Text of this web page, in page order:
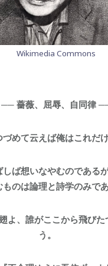
Wikimedia Commons
── 薔薇、屈辱、自同律
づめて云えば俺はこれだけ
しば想いなやむのである
のは論理と詩学のみであ
よ、誰がここから飛びた
う。